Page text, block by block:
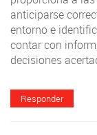
anticiparse
entorno e
contar con
decisiones
Responder